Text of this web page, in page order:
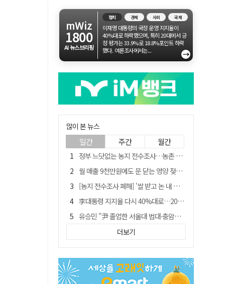
mWiz
1800
AI 뉴스브리핑
정치 경제 사회 국제
이재명 대통령의 국정 운영 지지율이
40%대로 하락했으며, 특히 20대에서 긍
정 평가는 33.9%로 18.8%포인트 하락
했다. 여론조사에서는...
→
많이 본 뉴스
일간 주간 월간
정부 느닷없는 농지 전수조사…농촌 들쑤시는 '경자유전'의 칼날
월 매출 9천만원에도 문 닫는 영양 젖소농장… "일할 사람이 없어"
[농지 전수조사 폐해] '쌀 받고 논 내 준' 도지농 이제 어쩌나?
李대통령 지지율 다시 40%대로…20대는 18.8%p 급락
유승민 "尹 졸업한 서울대 법대·충암고도 없애야"…李 육사 통합 직격
[농지 전수조사 폐해] 농지값도 흔들리나…"도지 막히면 헐값 매물 나올 수도"
국민 51.9% "李 대통령 재판 재개 필요하다"
경북 영천시, 9월부터 11월까지 반값 여행 혜택 제공
더보기